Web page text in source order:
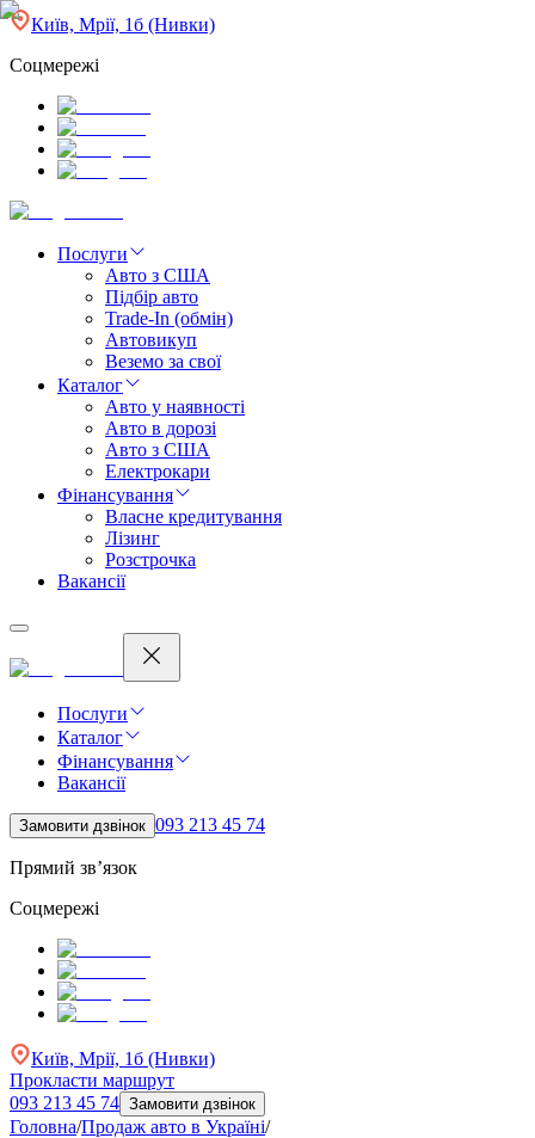
Київ, Мрії, 1б (Нивки)
Соцмережі
Послуги
Авто з США
Підбір авто
Trade-In (обмін)
Автовикуп
Веземо за свої
Каталог
Авто у наявності
Авто в дорозі
Авто з США
Електрокари
Фінансування
Власне кредитування
Лізинг
Розстрочка
Вакансії
Послуги
Каталог
Фінансування
Вакансії
Замовити дзвінок 093 213 45 74
Прямий зв’язок
Соцмережі
Київ, Мрії, 1б (Нивки)
Прокласти маршрут
093 213 45 74 Замовити дзвінок
Головна/Продаж авто в Україні/